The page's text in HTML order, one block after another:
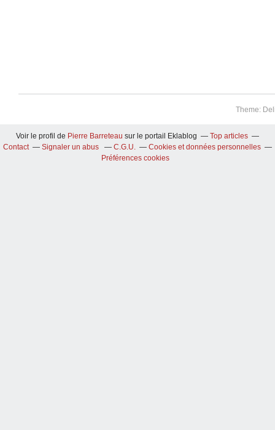
Theme:
Voir le profil de Pierre Barreteau sur le portail Eklablog
Top articles
Contact
Signaler un abus C.G.U.
Cookies et données personnelles
Préférences cookies